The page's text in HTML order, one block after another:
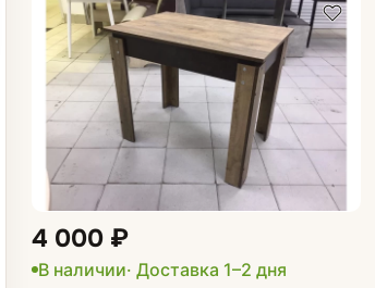
Табуретки
4 000 ₽
В наличии· Доставка 1–2 дня